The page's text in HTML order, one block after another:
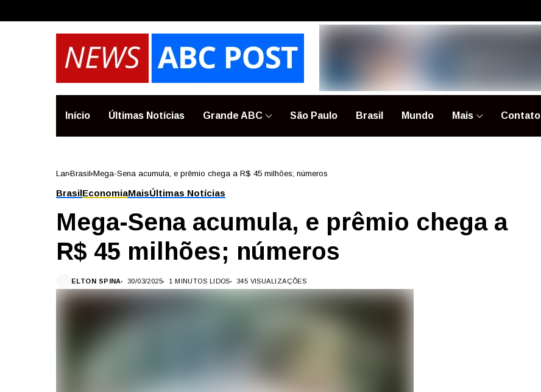
Início Últimas Notícias Grande ABC São Paulo Brasil Mundo Mais Contato
Lar Brasil Mega-Sena acumula, e prêmio chega a R$ 45 milhões; números
BrasilEconomiaMaisÚltimas Notícias
Mega-Sena acumula, e prêmio chega a
R$ 45 milhões; números
ELTON SPINA 30/03/2025 1 MINUTOS LIDOS 345 VISUALIZAÇÕES